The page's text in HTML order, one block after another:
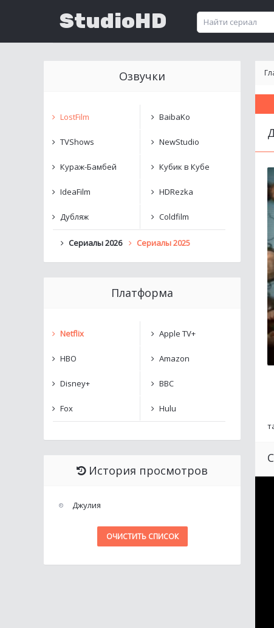
StudioHD
Озвучки
LostFilm BaibaKo
TVShows NewStudio
Кураж-Бамбей Кубик в Кубе
IdeaFilm HDRezka
Дубляж Coldfilm
Сериалы 2026 Сериалы 2025
Платформа
Netflix Apple TV+
HBO Amazon
Disney+ BBC
Fox Hulu
История просмотров
Джулия
ОЧИСТИТЬ СПИСОК